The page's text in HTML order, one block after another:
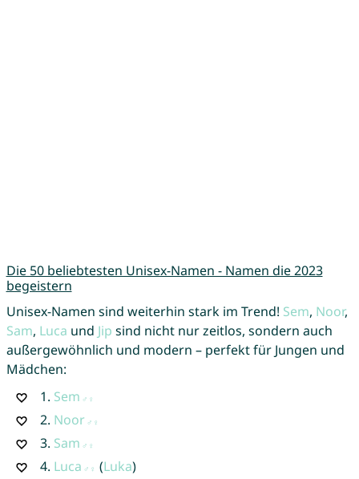
Die 50 beliebtesten Unisex-Namen - Namen die 2023
begeistern
Unisex-Namen sind weiterhin stark im Trend! Sem, Noor,
Sam, Luca und Jip sind nicht nur zeitlos, sondern auch
außergewöhnlich und modern – perfekt für Jungen und
Mädchen:
1. Sem
2. Noor
3. Sam
4. Luca (Luka)